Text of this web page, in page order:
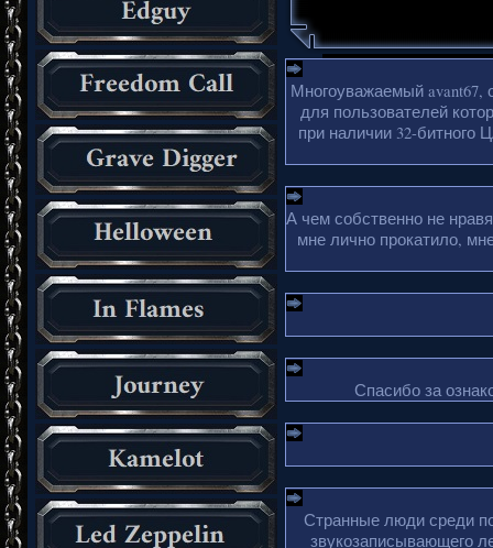
Многоуважаемый
для пользователей
при наличии 32-битного
А чем собственно не
мне лично прокатило,
Спасибо за
Странные люди среди
звукозаписывающего